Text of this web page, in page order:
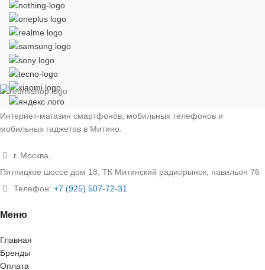
Интернет-магазин смартфонов, мобильных телефонов и
мобильных гаджетов в Митино.
г. Москва,
Пятницкое шоссе дом 18, ТК Митинский радиорынок, павильон 76
Телефон: +7 (925) 507-72-31
Меню
Главная
Бренды
Оплата